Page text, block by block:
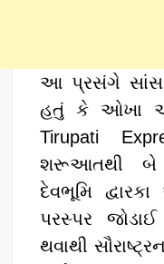
આ પ્રસંગે
હતું કે ઓખા
Tirupati
શરૂઆતથી બે
દેવભૂમિ
પરસ્પર
થવાથી